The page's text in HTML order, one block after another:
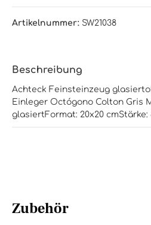
Artikelnummer: SW21038
Beschreibung
Achteck Feinsteinzeug
Einleger Octógono Colton Gris
glasiertFormat: 20x20 cmStärke:
Zubehör